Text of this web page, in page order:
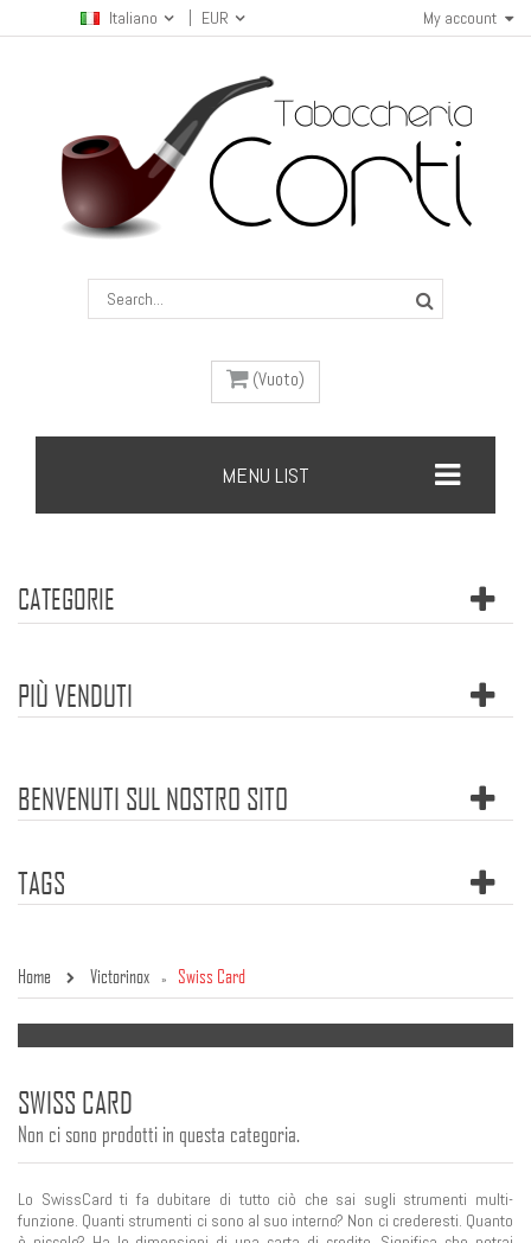
My account
Italiano EUR
(Vuoto)
MENU LIST
CATEGORIE
PIÙ VENDUTI
BENVENUTI SUL NOSTRO SITO
TAGS
Home Victorinox » Swiss Card
SWISS CARD
Non ci sono prodotti in questa categoria.
Lo SwissCard ti fa dubitare di tutto ciò che sai sugli strumenti multi-
funzione. Quanti strumenti ci sono al suo interno? Non ci crederesti. Quanto